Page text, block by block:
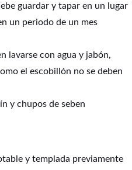
guardar y tapar en un lugar
un periodo de un mes
lavarse con agua y jabón,
el escobillón no se deben
y chupos de seben
y templada previamente